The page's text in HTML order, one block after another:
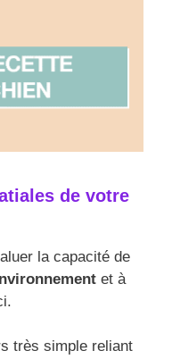
de votre
la capacité de
et à
très simple reliant